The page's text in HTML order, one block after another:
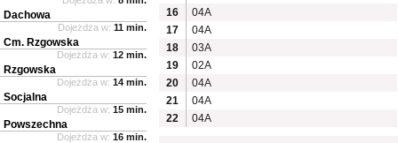
16
04A
17
04A
18
03A
19
02A
20
04A
21
04A
22
04A
Dachowa
Dojeżdża w: 11 min.
Cm. Rzgowska
Dojeżdża w: 12 min.
Rzgowska
Dojeżdża w: 14 min.
Socjalna
Dojeżdża w: 15 min.
Powszechna
Dojeżdża w: 16 min.